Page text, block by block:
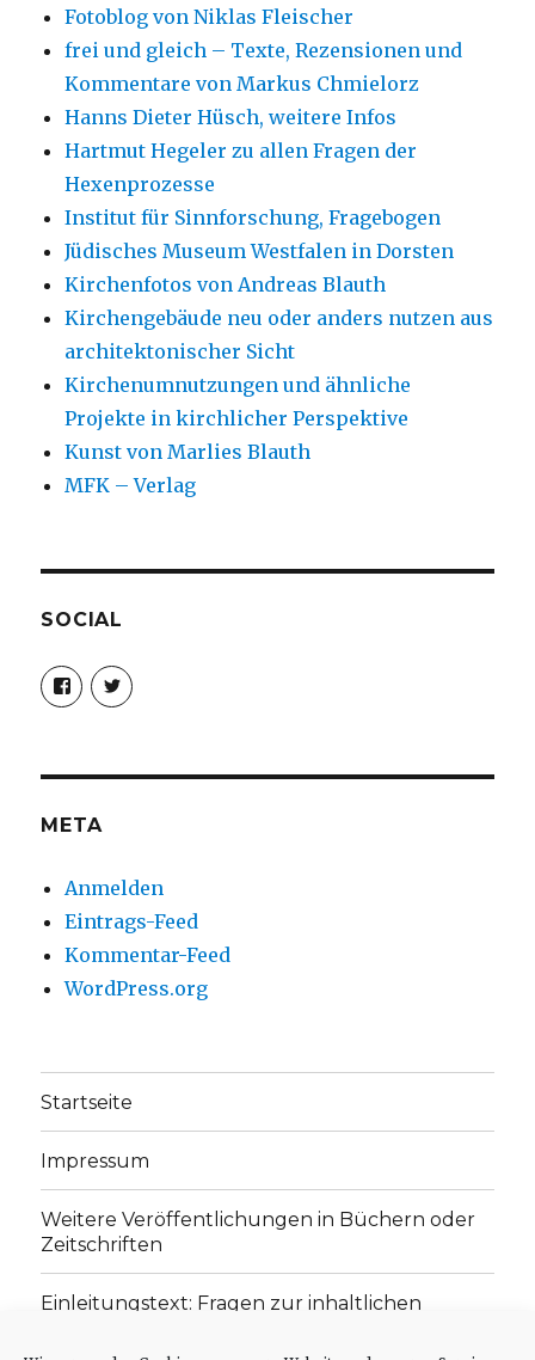
Fotoblog von Niklas Fleischer
frei und gleich – Texte, Rezensionen und
Kommentare von Markus Chmielorz
Hanns Dieter Hüsch, weitere Infos
Hartmut Hegeler zu allen Fragen der
Hexenprozesse
Institut für Sinnforschung, Fragebogen
Jüdisches Museum Westfalen in Dorsten
Kirchenfotos von Andreas Blauth
Kirchengebäude neu oder anders nutzen aus
architektonischer Sicht
Kirchenumnutzungen und ähnliche
Projekte in kirchlicher Perspektive
Kunst von Marlies Blauth
MFK – Verlag
SOCIAL
Profil
von
christoph.fleischer1
anzeigen
Profil
von
anzeigen
META
Anmelden
Eintrags-Feed
Kommentar-Feed
WordPress.org
Startseite
Impressum
Weitere Veröffentlichungen in Büchern oder
Zeitschriften
Einleitungstext: Fragen zur inhaltlichen
„schwachen Glaubens“